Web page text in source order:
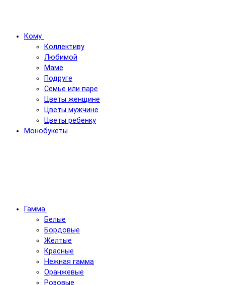
Кому
Коллективу
Любимой
Маме
Подруге
Семье или паре
Цветы женщине
Цветы мужчине
Цветы ребенку
Монобукеты
Гамма
Белые
Бордовые
Желтые
Красные
Нежная гамма
Оранжевые
Розовые